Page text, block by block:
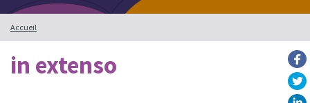
Accueil
in extenso